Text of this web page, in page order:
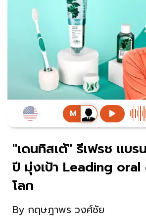
"เดนทิสเต้" รีเฟรช แบร
ปี มุ่งเป้า Leading oral
โลก
By กฤษฎาพร วงศ์ชัย